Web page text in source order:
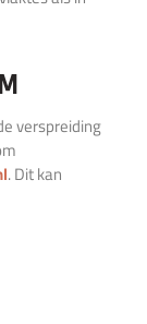
verspreiding
. Dit kan